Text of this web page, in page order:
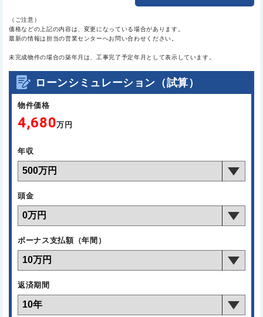
（ご注意）
価格などの上記の内容は、変更になっている場合があります。
最新の情報は担当の営業センターへお問い合わせください。
未完成物件の場合の築年月は、工事完了予定年月として表示しています。
ローンシミュレーション（試算）
物件価格
4,680万円
年収
頭金
ボーナス支払額（年間）
返済期間